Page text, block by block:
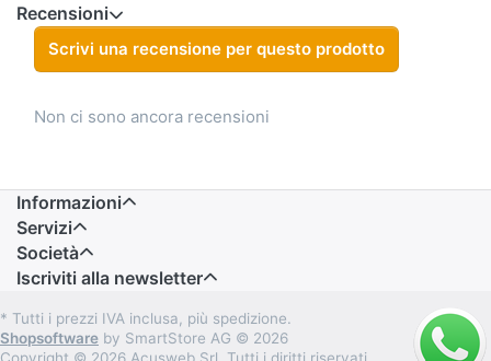
Recensioni
Scrivi una recensione per questo prodotto
Non ci sono ancora recensioni
Informazioni
Servizi
Società
Iscriviti alla newsletter
* Tutti i prezzi IVA inclusa, più spedizione.
Shopsoftware by SmartStore AG © 2026
Copyright © 2026 Acusweb Srl. Tutti i diritti riservati.